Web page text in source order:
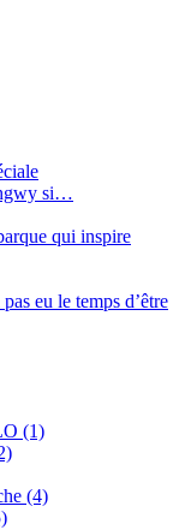
si…
qui inspire
eu le temps d’être
(1)
(4)